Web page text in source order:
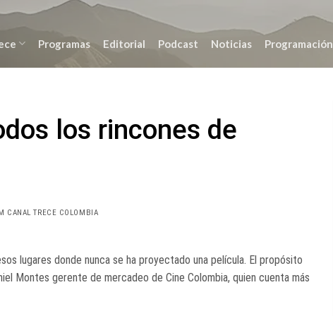
Programas Editorial Podcast Noticias Programación
los rincones de
CANAL TRECE COLOMBIA
lugares donde nunca se ha proyectado una película. El propósito
Montes gerente de mercadeo de Cine Colombia, quien cuenta más